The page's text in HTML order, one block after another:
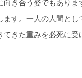
向き合う姿でもありま
ます。一人の人間とし
てきた重みを必死に